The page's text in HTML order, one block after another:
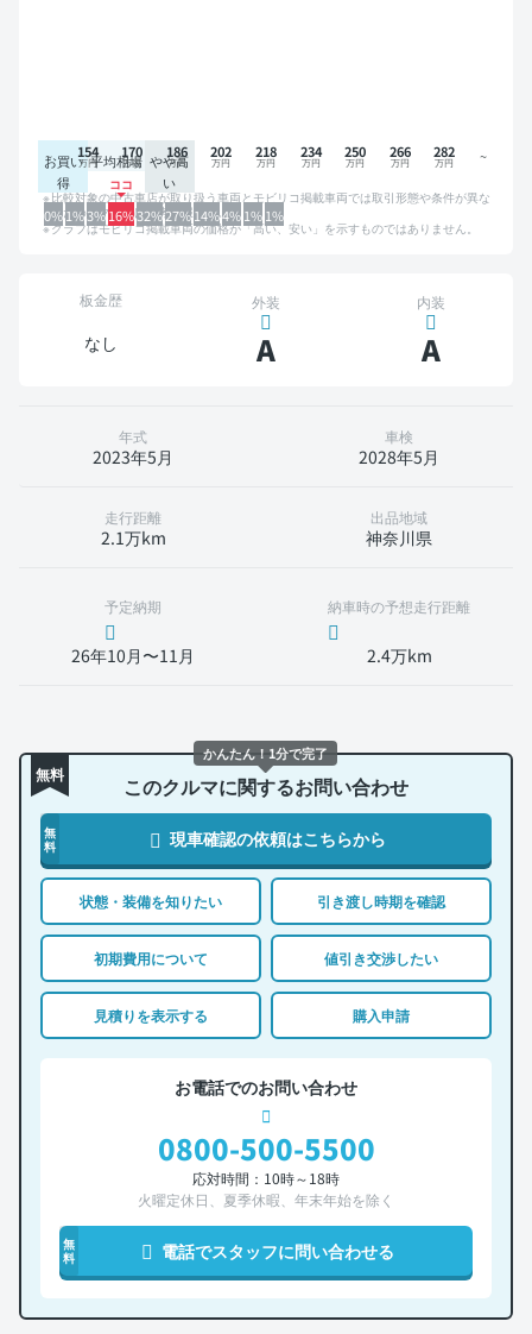
お買い
得
平均相場 やや高
い
0%1%3%16%32%27%14%4%1%1%
154 170 186 202 218 234 250 266 282
比較対象の中古車店が取り扱う車両とモビリコ掲載車両では取引形態や条件が異な
るため、グラフは参考情報です。
グラフはモビリコ掲載車両の価格が「高い、安い」を示すものではありません。
板金歴
なし
外装
A
内装
A
年式
2023年5月
車検
2028年5月
走行距離
2.1万km
出品地域
神奈川県
予定納期
26年10月〜11月
納車時の予想走行距離
2.4万km
無料 このクルマに関するお問い合わせ
無
料
現車確認の依頼はこちらから
状態・装備を知りたい 引き渡し時期を確認
初期費用について 値引き交渉したい
見積りを表示する 購入申請
お電話でのお問い合わせ
0800-500-5500
応対時間：10時～18時
火曜定休日、夏季休暇、年末年始を除く
無
料
電話でスタッフに問い合わせる
かんたん！1分で完了